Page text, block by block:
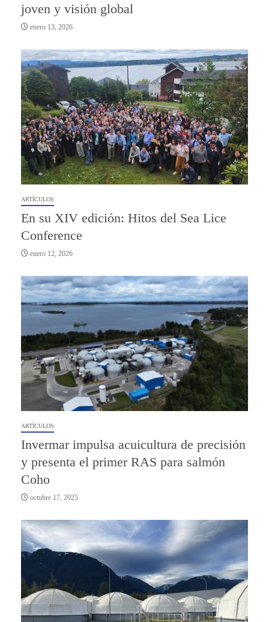
joven y visión global
enero 13, 2026
ARTÍCULOS
En su XIV edición: Hitos del Sea Lice
Conference
enero 12, 2026
ARTÍCULOS
Invermar impulsa acuicultura de precisión
y presenta el primer RAS para salmón
Coho
octubre 17, 2025